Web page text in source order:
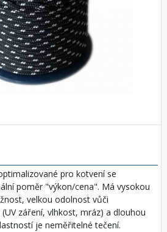
pro kotvení se
poměr "výkon/cena". Má vysokou
velkou odolnost vůči
záření, vlhkost, mráz) a dlouhou
je neměřitelné tečení.